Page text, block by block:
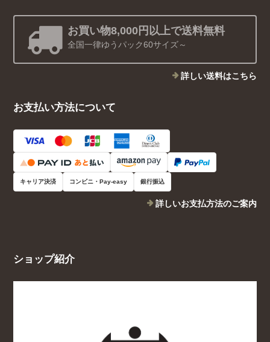
お買い物8,000円以上で送料無料
全国一律ゆうパック60サイズ～
詳しい送料はこちら
お支払い方法について
キャリア決済 コンビニ・Pay-easy 銀行振込
詳しいお支払方法のご案内
ショップ紹介